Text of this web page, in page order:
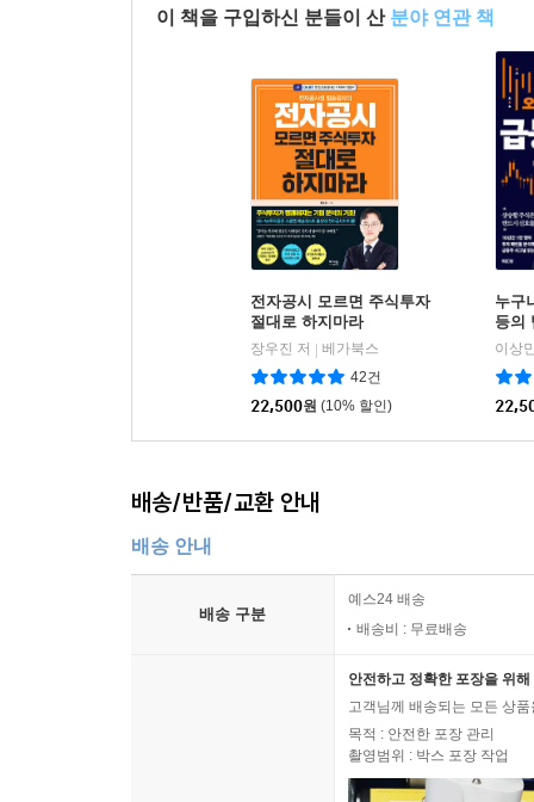
이 책을 구입하신 분들이 산 분야 연관 책
전자공시 모르면 주식투자
절대로 하지마라
장우진 저
베가북스
42건
22,500원 (10% 할인)
누구
등의
이상
배송/반품/교환 안내
배송 안내
배송 구분
예스24 배송
배송비 : 무료배송
안전하고 정확한 포장을 위
고객님께 배송되는 모든 상
목적 : 안전한 포장 관리
촬영범위 : 박스 포장 작업